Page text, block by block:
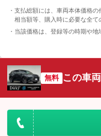
支払総額には、車両本体価格
相当額等、購入時に必要な全て
当該価格は、登録等の時期や地
無料 この車